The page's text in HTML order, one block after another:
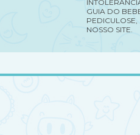
GUIA DO
PEDICULOSE,
NOSSO SITE.